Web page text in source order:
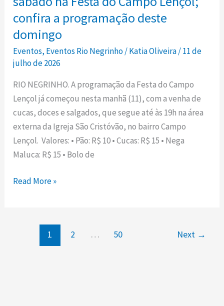
confira a programação deste
domingo
Eventos, Eventos Rio Negrinho/Katia Oliveira/11 de
julho de 2026
RIO NEGRINHO. A programação da Festa do Campo
Lençol já começou nesta manhã (11), com a venha de
cucas, doces e salgados, que segue até às 19h na área
externa da Igreja São Cristóvão, no bairro Campo
Lençol. Valores: • Pão: R$ 10 • Cucas: R$ 15 • Nega
Maluca: R$ 15 • Bolo de
doces
e
salgados
continua
até
às
19h
sábado
na
Festa
Campo
programação
Read More »
1 2 … 50 Next →